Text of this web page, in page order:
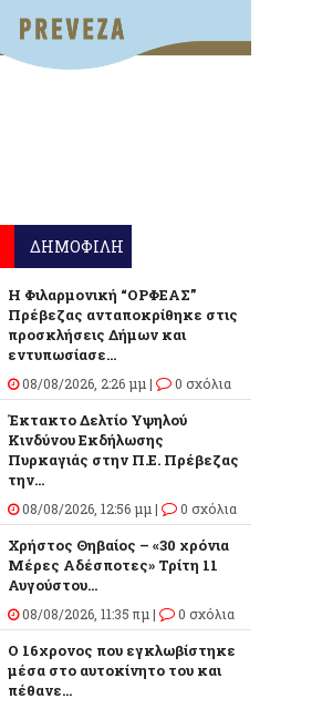
ΔΗΜΟΦΙΛΗ
Η Φιλαρμονική “ΟΡΦΕΑΣ”
Πρέβεζας ανταποκρίθηκε στις
προσκλήσεις Δήμων και
εντυπωσίασε...
08/08/2026, 2:26 μμ | 0 σχόλια
Έκτακτο Δελτίο Υψηλού
Κινδύνου Εκδήλωσης
Πυρκαγιάς στην Π.Ε. Πρέβεζας
την...
08/08/2026, 12:56 μμ | 0 σχόλια
Χρήστος Θηβαίος – «30 χρόνια
Μέρες Αδέσποτες» Τρίτη 11
Αυγούστου...
08/08/2026, 11:35 πμ | 0 σχόλια
O 16χρονος που εγκλωβίστηκε
μέσα στο αυτοκίνητο του και
πέθανε...